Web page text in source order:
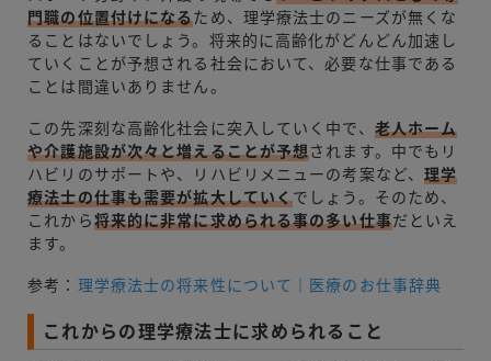
門職の位置付けになるため、理学療法士のニーズが無くな
ることはないでしょう。将来的に高齢化がどんどん加速し
ていくことが予想される社会において、必要な仕事である
ことは間違いありません。
この先深刻な高齢化社会に突入していく中で、 老人ホーム
や介護施設が次々と増えることが予想されます。中でもリ
ハビリのサポートや、リハビリメニューの考案など、理学
療法士の仕事も需要が拡大していくでしょう。そのため、
これから将来的に非常に求められる事の多い仕事だといえ
ます。
参考： 理学療法士の将来性について｜医療のお仕事辞典
これからの理学療法士に求められること